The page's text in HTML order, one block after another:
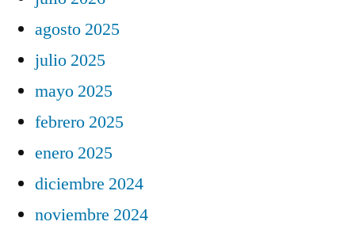
agosto 2025
julio 2025
mayo 2025
febrero 2025
enero 2025
diciembre 2024
noviembre 2024